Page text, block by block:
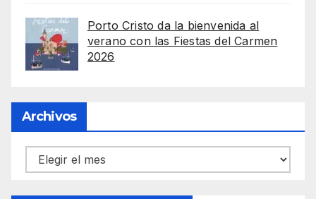
Porto Cristo da la bienvenida al
verano con las Fiestas del Carmen
2026
Archivos
Archivos